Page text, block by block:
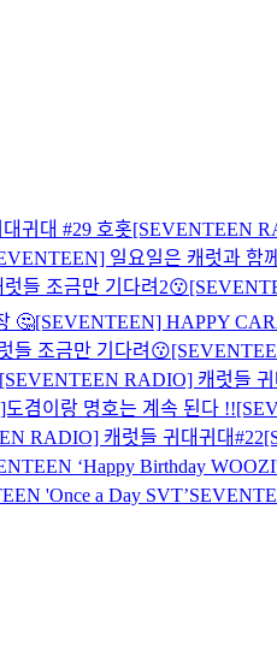
귀대 #29 호홋[SEVENTEEN
일요일은 캐럿과 함
들 조금만 기다려2😗
🤔[SEVENTEEN] HAPPY
들 조금만 기다려😗
[SEVENTEEN RADIO] 캐럿들 귀
겸이랑 명호는 계속 된다 !!
RADIO] 캐럿들 귀대귀대#22
‘Happy Birthday
'Once a Day SVT’